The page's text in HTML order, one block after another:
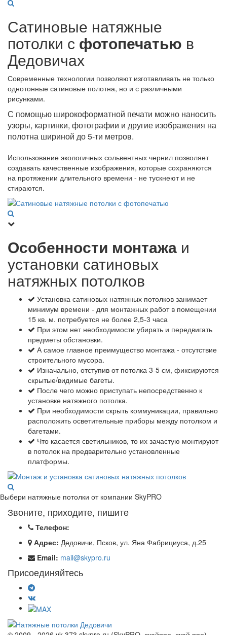
Сатиновые натяжные
потолки с фотопечатью в
Дедовичах
Современные технологии позволяют изготавливать не только
однотонные сатиновые полотна, но и с различными
рисунками.
С помощью широкоформатной печати можно наносить
узоры, картинки, фотографии и другие изображения на
полотна шириной до 5-ти метров.
Использование экологичных сольвентных чернил позволяет
создавать качественные изображения, которые сохраняются
на протяжении длительного времени - не тускнеют и не
стираются.
Особенности монтажа и
установки сатиновых
натяжных потолков
Установка сатиновых натяжных потолков занимает
минимум времени - для монтажных работ в помещении
15 кв. м. потребуется не более 2,5-3 часа
При этом нет необходимости убирать и передвигать
предметы обстановки.
А самое главное преимущество монтажа - отсутствие
строительного мусора.
Изначально, отступив от потолка 3-5 см, фиксируются
скрытые/видимые багеты.
После чего можно приступать непосредственно к
установке натяжного потолка.
При необходимости скрыть коммуникации, правильно
расположить осветительные приборы между потолком и
багетами.
Что касается светильников, то их зачастую монтируют
в потолок на предварительно установленные
платформы.
Выбери натяжные потолки от компании SkyPRO
Звоните, приходите, пишите
Телефон:
Адрес: Дедовичи, Псков, ул. Яна Фабрициуса, д.25
Email: mail@skypro.ru
Присоединяйтесь